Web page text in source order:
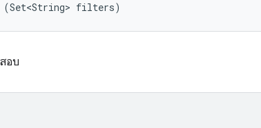
(Set<String> filters)
อบ